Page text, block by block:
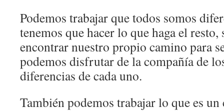
Podemos trabajar que todos somos
tenemos que hacer lo que haga el
encontrar nuestro propio camino para
podemos disfrutar de la compañía de
diferencias de cada uno.
También podemos trabajar lo que es